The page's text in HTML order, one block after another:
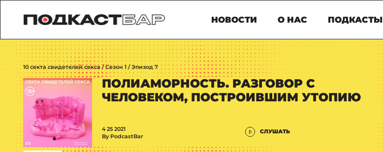
НОВОСТИ О НАС ПОДКАСТЫ
10 секта свидетелей секса / Сезон 1 / Эпизод 7
СЛУШАТЬ
4 25 2021
By PodcastBar
ПОЛИАМОРНОСТЬ. РАЗГОВОР С
ЧЕЛОВЕКОМ, ПОСТРОИВШИМ УТОПИЮ